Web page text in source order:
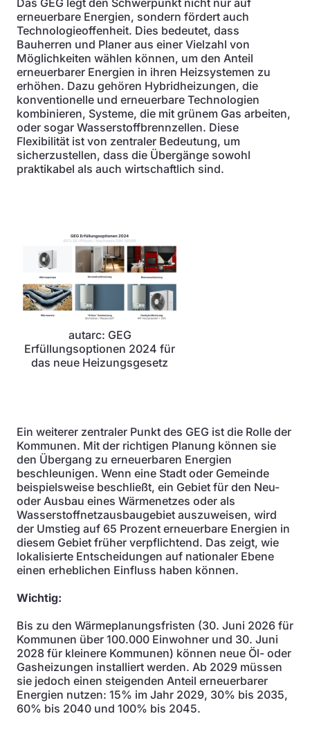
Das GEG legt den Schwerpunkt nicht nur auf
erneuerbare Energien, sondern fördert auch
Technologieoffenheit. Dies bedeutet, dass
Bauherren und Planer aus einer Vielzahl von
Möglichkeiten wählen können, um den Anteil
erneuerbarer Energien in ihren Heizsystemen zu
erhöhen. Dazu gehören Hybridheizungen, die
konventionelle und erneuerbare Technologien
kombinieren, Systeme, die mit grünem Gas arbeiten,
oder sogar Wasserstoffbrennzellen. Diese
Flexibilität ist von zentraler Bedeutung, um
sicherzustellen, dass die Übergänge sowohl
praktikabel als auch wirtschaftlich sind.
autarc: GEG
Erfüllungsoptionen 2024 für
das neue Heizungsgesetz
Ein weiterer zentraler Punkt des GEG ist die Rolle der
Kommunen. Mit der richtigen Planung können sie
den Übergang zu erneuerbaren Energien
beschleunigen. Wenn eine Stadt oder Gemeinde
beispielsweise beschließt, ein Gebiet für den Neu-
oder Ausbau eines Wärmenetzes oder als
Wasserstoffnetzausbaugebiet auszuweisen, wird
der Umstieg auf 65 Prozent erneuerbare Energien in
diesem Gebiet früher verpflichtend. Das zeigt, wie
lokalisierte Entscheidungen auf nationaler Ebene
einen erheblichen Einfluss haben können.
Wichtig:
Bis zu den Wärmeplanungsfristen (30. Juni 2026 für
Kommunen über 100.000 Einwohner und 30. Juni
2028 für kleinere Kommunen) können neue Öl- oder
Gasheizungen installiert werden. Ab 2029 müssen
sie jedoch einen steigenden Anteil erneuerbarer
Energien nutzen: 15% im Jahr 2029, 30% bis 2035,
60% bis 2040 und 100% bis 2045.